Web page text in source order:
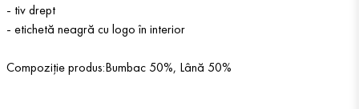
- tiv drept
- etichetă neagră cu logo în interior
Compoziție produs:Bumbac 50%, Lână 50%